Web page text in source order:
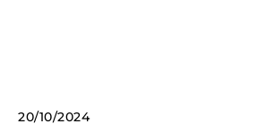
20/10/2024